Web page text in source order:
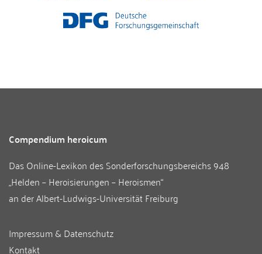
Compendium heroicum
Das Online-Lexikon desSonderforschungsbereichs 948
„Helden – Heroisierungen – Heroismen“
an derAlbert-Ludwigs-Universität Freiburg
Impressum & Datenschutz
Kontakt